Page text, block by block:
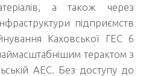
а також через
підприємств
Каховської ГЕС 6
терактом з
АЕС. Без доступу до